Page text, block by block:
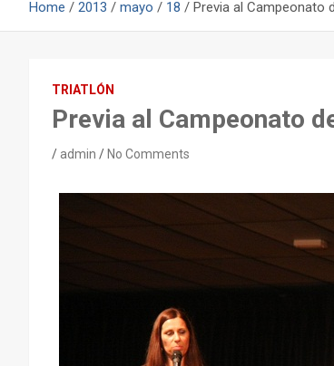
Home 2013 mayo 18 Previa al Campeonato
TRIATLÓN
Previa al Campeonato
admin No Comments